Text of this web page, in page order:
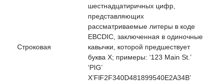
Строковая
шестнадцатиричных цифр,
представляющих
рассматриваемые литеры в коде
EBCDIC, заключенная в одиночные
кавычки, которой предшествует
буква X; примеры: ‘123 Main St.’
‘PIG’
X’FlF2F340D481899540E2A34B’